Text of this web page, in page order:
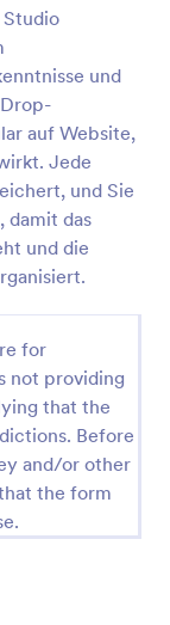
und
auf Website,
Jede
und Sie
damit das
und die
for
not providing
that the
Before
and/or other
the form
Studio
Trainern